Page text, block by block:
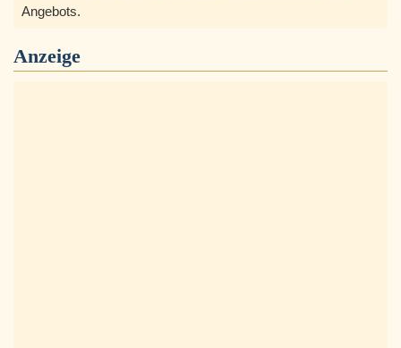
Angebots.
Anzeige